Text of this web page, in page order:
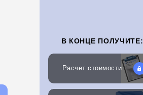
В КОНЦЕ ПОЛУЧИТЕ:
Расчет стоимости